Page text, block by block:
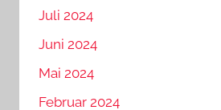
Juli 2024
Juni 2024
Mai 2024
Februar 2024